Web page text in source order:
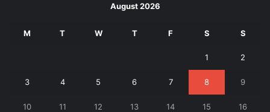
August 2026
M T W T F S S
1 2
3 4 5 6 7 8 9
10 11 12 13 14 15 16